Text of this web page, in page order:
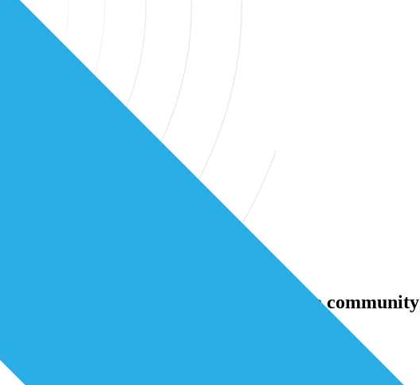
eerstelijns professionals in onze community
en samen verder bouwen aan betere zorg.